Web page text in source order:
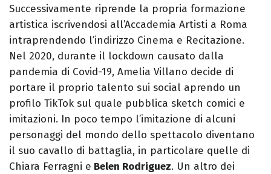
Successivamente riprende la propria formazione
artistica iscrivendosi all’Accademia Artisti a Roma
intraprendendo l’indirizzo Cinema e Recitazione.
Nel 2020, durante il lockdown causato dalla
pandemia di Covid-19, Amelia Villano decide di
portare il proprio talento sui social aprendo un
profilo TikTok sul quale pubblica sketch comici e
imitazioni. In poco tempo l’imitazione di alcuni
personaggi del mondo dello spettacolo diventano
il suo cavallo di battaglia, in particolare quelle di
Chiara Ferragni e Belen Rodriguez. Un altro dei